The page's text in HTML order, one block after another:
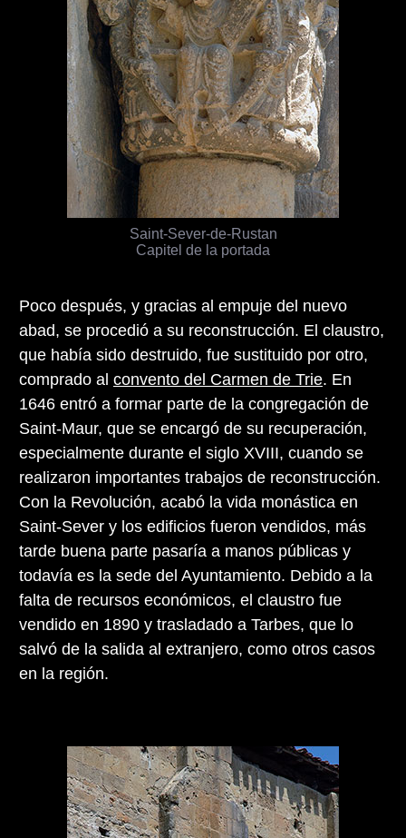
Poco después, y gracias al empuje del nuevo
abad, se procedió a su reconstrucción. El claustro,
que había sido destruido, fue sustituido por otro,
comprado al convento del Carmen de Trie. En
1646 entró a formar parte de la congregación de
Saint-Maur, que se encargó de su recuperación,
especialmente durante el siglo XVIII, cuando se
realizaron importantes trabajos de reconstrucción.
Con la Revolución, acabó la vida monástica en
Saint-Sever y los edificios fueron vendidos, más
tarde buena parte pasaría a manos públicas y
todavía es la sede del Ayuntamiento. Debido a la
falta de recursos económicos, el claustro fue
vendido en 1890 y trasladado a Tarbes, que lo
salvó de la salida al extranjero, como otros casos
en la región.
Saint-Sever-de-Rustan
Capitel de la portada